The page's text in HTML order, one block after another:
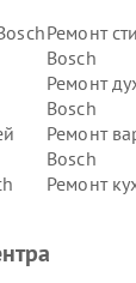
Ремонт
Bosch
Ремонт
Bosch
Ремонт
Bosch
Ремонт
Ремонт